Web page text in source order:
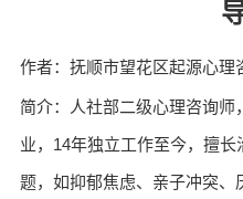
作者：抚顺市望花区起源心理
简介：人社部二级心理咨询师
业，14年独立工作至今，擅
题，如抑郁焦虑、亲子冲突、